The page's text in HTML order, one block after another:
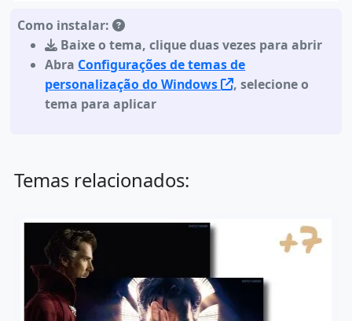
Como instalar:
Baixe o tema,clique duas vezes para abrir
Abra Configurações de temas de
personalização do Windows
, selecione o
tema para aplicar
Temas relacionados: